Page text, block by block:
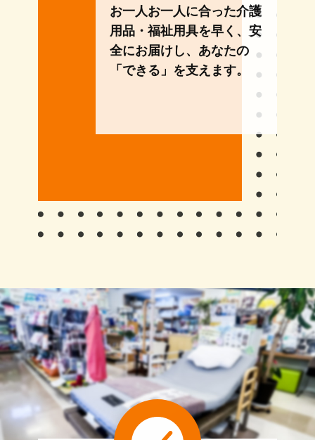
お一人お一人に合った介護
用品・福祉用具を早く、安
全にお届けし、あなたの
「できる」を支えます。